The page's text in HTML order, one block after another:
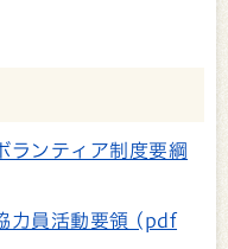
ランティア制度要綱
力員活動要領 (pdf